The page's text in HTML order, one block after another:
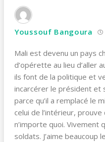
Youssouf Bangoura
Mali est devenu un pays
d’opérette au lieu d’aller
ils font de la politique et
incarcérer le président et
parce qu’il a remplacé le
celui de l’intérieur,
n’importe quoi. Vivement
soldats. J’aime beaucoup